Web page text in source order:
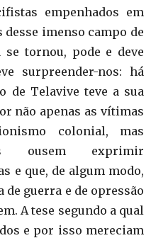
empenhados em
imenso campo de
se tornou, pode e deve
surpreender-nos: há
de Telavive teve a sua
não apenas as vítimas
colonial, mas
ousem exprimir
e que, de algum modo,
guerra e de opressão
A tese segundo a qual
e por isso mereciam